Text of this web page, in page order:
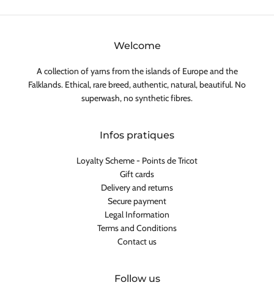
Welcome
A collection of yarns from the islands of Europe and the
Falklands. Ethical, rare breed, authentic, natural, beautiful. No
superwash, no synthetic fibres.
Infos pratiques
Loyalty Scheme - Points de Tricot
Gift cards
Delivery and returns
Secure payment
Legal Information
Terms and Conditions
Contact us
Follow us